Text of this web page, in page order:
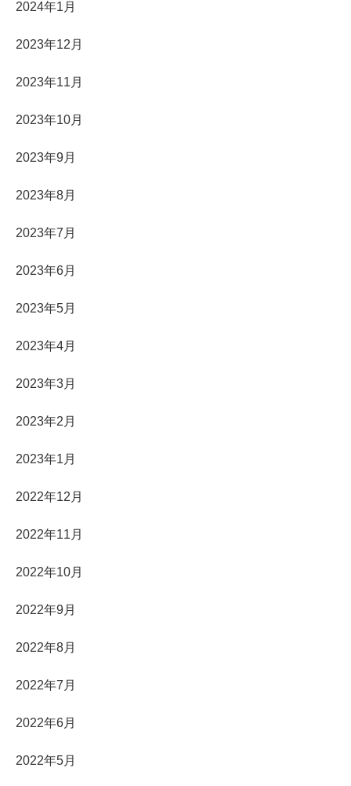
2024年1月
2023年12月
2023年11月
2023年10月
2023年9月
2023年8月
2023年7月
2023年6月
2023年5月
2023年4月
2023年3月
2023年2月
2023年1月
2022年12月
2022年11月
2022年10月
2022年9月
2022年8月
2022年7月
2022年6月
2022年5月